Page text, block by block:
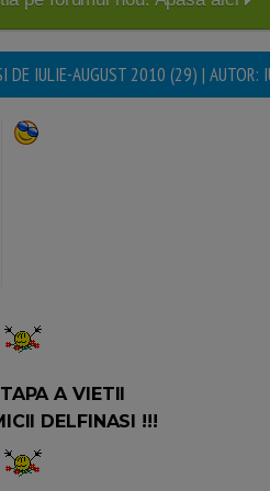
DE IULIE-AUGUST 2010 (29) | AUTOR:
A VIETII
DELFINASI !!!